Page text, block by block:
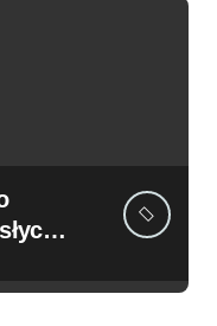
–